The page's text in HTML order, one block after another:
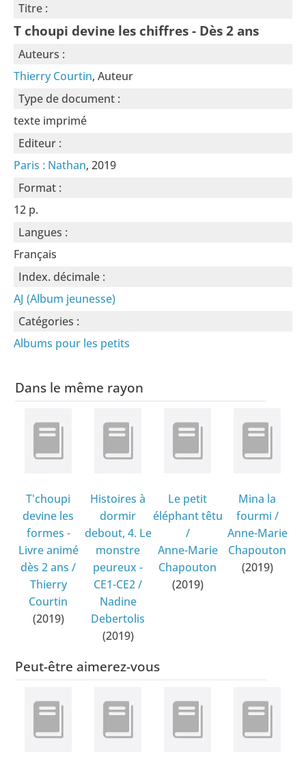
Titre :
T choupi devine les chiffres - Dès 2 ans
Auteurs :
Thierry Courtin, Auteur
Type de document :
texte imprimé
Editeur :
Paris : Nathan, 2019
Format :
12 p.
Langues :
Français
Index. décimale :
AJ (Album jeunesse)
Catégories :
Albums pour les petits
Dans le même rayon
T'choupi
devine les
formes -
Livre animé
dès 2 ans /
Thierry
Courtin
(2019)
Histoires à
dormir
debout, 4. Le
monstre
peureux -
CE1-CE2/
Nadine
Debertolis
(2019)
Le petit
éléphant têtu
/
Anne-Marie
Chapouton
(2019)
Mina la
fourmi /
Anne-Marie
Chapouton
(2019)
Peut-être aimerez-vous